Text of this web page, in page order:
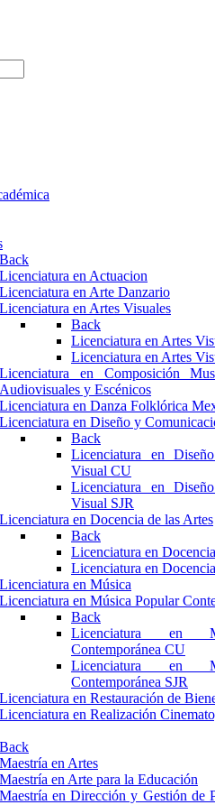
Back
Licenciatura en Actuacion
Licenciatura en Arte Danzario
Licenciatura en Artes Visuales
Back
Licenciatura en Artes
Licenciatura en Artes
Licenciatura en Composición
Audiovisuales y Escénicos
Licenciatura en Danza Folklórica
Licenciatura en Diseño y
Back
Licenciatura en
Visual CU
Licenciatura en
Visual SJR
Licenciatura en Docencia de las Artes
Back
Licenciatura en
Licenciatura en
Licenciatura en Música
Licenciatura en Música Popular
Back
Licenciatura en
Contemporánea CU
Licenciatura en
Contemporánea SJR
Licenciatura en Restauración de
Licenciatura en Realización
Back
Maestría en Artes
Maestría en Arte para la Educación
Maestría en Dirección y Gestión de